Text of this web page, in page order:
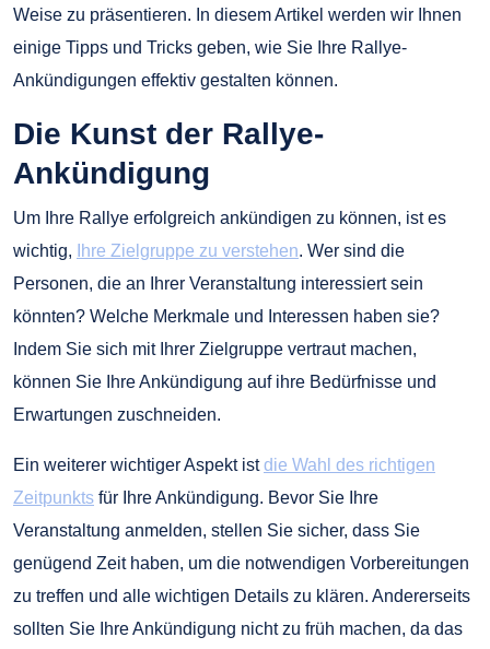
Weise zu präsentieren. In diesem Artikel werden wir Ihnen
einige Tipps und Tricks geben, wie Sie Ihre Rallye-
Ankündigungen effektiv gestalten können.
Die Kunst der Rallye-
Ankündigung
Um Ihre Rallye erfolgreich ankündigen zu können, ist es
wichtig,
Ihre Zielgruppe zu verstehen. Wer sind die
Personen, die an Ihrer Veranstaltung interessiert sein
könnten? Welche Merkmale und Interessen haben sie?
Indem Sie sich mit Ihrer Zielgruppe vertraut machen,
können Sie Ihre Ankündigung auf ihre Bedürfnisse und
Erwartungen zuschneiden.
Ein weiterer wichtiger Aspekt istdie Wahl des richtigen
Zeitpunkts für Ihre Ankündigung. Bevor Sie Ihre
Veranstaltung anmelden, stellen Sie sicher, dass Sie
genügend Zeit haben, um die notwendigen Vorbereitungen
zu treffen und alle wichtigen Details zu klären. Andererseits
sollten Sie Ihre Ankündigung nicht zu früh machen, da das